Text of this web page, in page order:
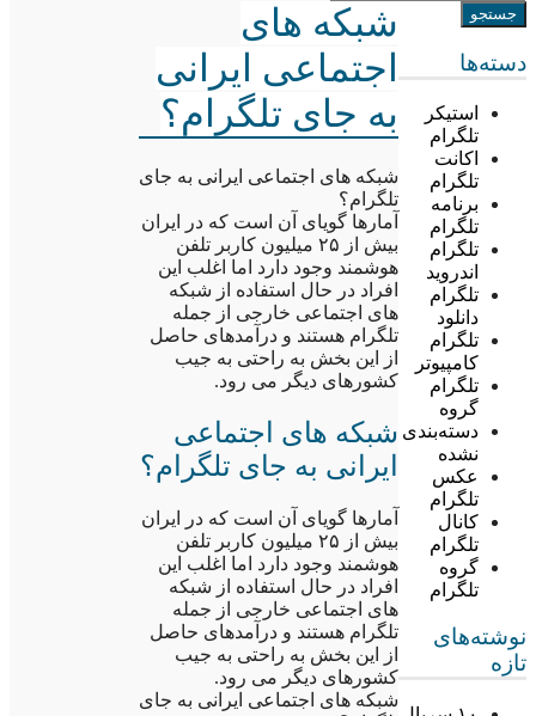
دسته‌ها
استیکر
تلگرام
اکانت
تلگرام
برنامه
تلگرام
تلگرام
اندروید
تلگرام
دانلود
تلگرام
کامپیوتر
تلگرام
گروه
دسته‌بندی
نشده
عکس
تلگرام
کانال
تلگرام
گروه
تلگرام
نوشته‌های
تازه
شبکه های
اجتماعی ایرانی
به جای تلگرام؟
شبکه های اجتماعی ایرانی به جای
تلگرام؟
آمارها گویای آن است که در ایران
بیش از ۲۵ میلیون کاربر تلفن
هوشمند وجود دارد اما اغلب این
افراد در حال استفاده از شبکه
های اجتماعی خارجی از جمله
تلگرام هستند و درآمدهای حاصل
از این بخش به راحتی به جیب
کشورهای دیگر می رود.
شبکه های اجتماعی
ایرانی به جای تلگرام؟
آمارها گویای آن است که در ایران
بیش از ۲۵ میلیون کاربر تلفن
هوشمند وجود دارد اما اغلب این
افراد در حال استفاده از شبکه
های اجتماعی خارجی از جمله
تلگرام هستند و درآمدهای حاصل
از این بخش به راحتی به جیب
کشورهای دیگر می رود.
شبکه های اجتماعی ایرانی به جای